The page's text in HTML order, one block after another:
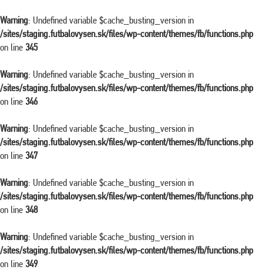
Warning: Undefined variable $cache_busting_version in
/sites/staging.futbalovysen.sk/files/wp-content/themes/fb/functions.php
on line 345
Warning: Undefined variable $cache_busting_version in
/sites/staging.futbalovysen.sk/files/wp-content/themes/fb/functions.php
on line 346
Warning: Undefined variable $cache_busting_version in
/sites/staging.futbalovysen.sk/files/wp-content/themes/fb/functions.php
on line 347
Warning: Undefined variable $cache_busting_version in
/sites/staging.futbalovysen.sk/files/wp-content/themes/fb/functions.php
on line 348
Warning: Undefined variable $cache_busting_version in
/sites/staging.futbalovysen.sk/files/wp-content/themes/fb/functions.php
on line 349